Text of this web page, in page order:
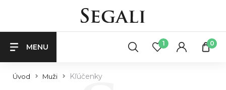
MENU 1 0
Úvod Muži Kľúčenky